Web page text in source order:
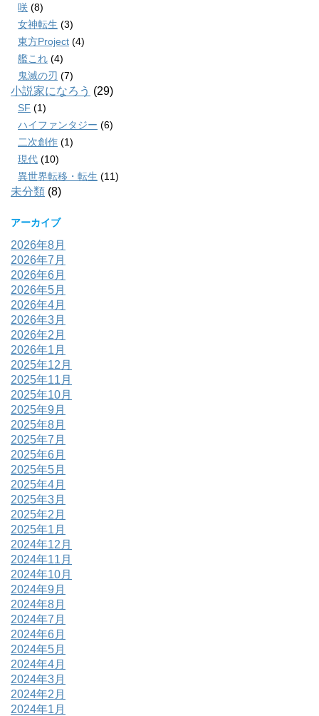
咲 (8)
女神転生 (3)
東方Project (4)
艦これ (4)
鬼滅の刃 (7)
小説家になろう (29)
SF (1)
ハイファンタジー (6)
二次創作 (1)
現代 (10)
異世界転移・転生 (11)
未分類 (8)
アーカイブ
2026年8月
2026年7月
2026年6月
2026年5月
2026年4月
2026年3月
2026年2月
2026年1月
2025年12月
2025年11月
2025年10月
2025年9月
2025年8月
2025年7月
2025年6月
2025年5月
2025年4月
2025年3月
2025年2月
2025年1月
2024年12月
2024年11月
2024年10月
2024年9月
2024年8月
2024年7月
2024年6月
2024年5月
2024年4月
2024年3月
2024年2月
2024年1月